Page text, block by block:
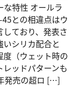
な特性 オールラ
との相違点はウ
ており、発表さ
シリカ配合と
度（ウェット時の
ッドパターンも
発売の超ロ […]